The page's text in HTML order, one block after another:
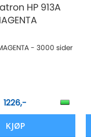
HP 913A
- 3000 sider
1226,-
KJØP